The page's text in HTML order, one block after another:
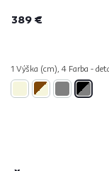
389 €
1 Výška (cm), 4 Farba -